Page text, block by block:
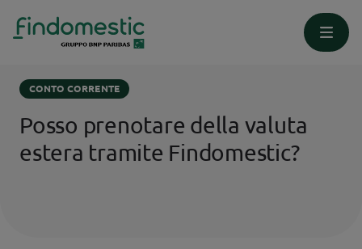
Homepage Supporto
CONTO CORRENTE
Posso prenotare della valuta
estera tramite Findomestic?